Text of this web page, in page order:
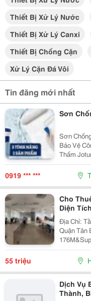
Thiết Bị Xử Lý Nước
Thiết Bị Xử Lý Canxi
Thiết Bị Chống Cặn
Xử Lý Cặn Đá Vôi
Tin đăng mới nhất
Sơn
Sơn
Bảo Vệ Công Trình
Thấm
Là Giải
Ngôi
Năng...
0919 *** ***
Cho
Diện
Sơn,
Địa Chỉ:
Quận Tân Bình,
176M&Sup2;/Tầng).
Không
55 triệu
Dịch Vụ
Thành,